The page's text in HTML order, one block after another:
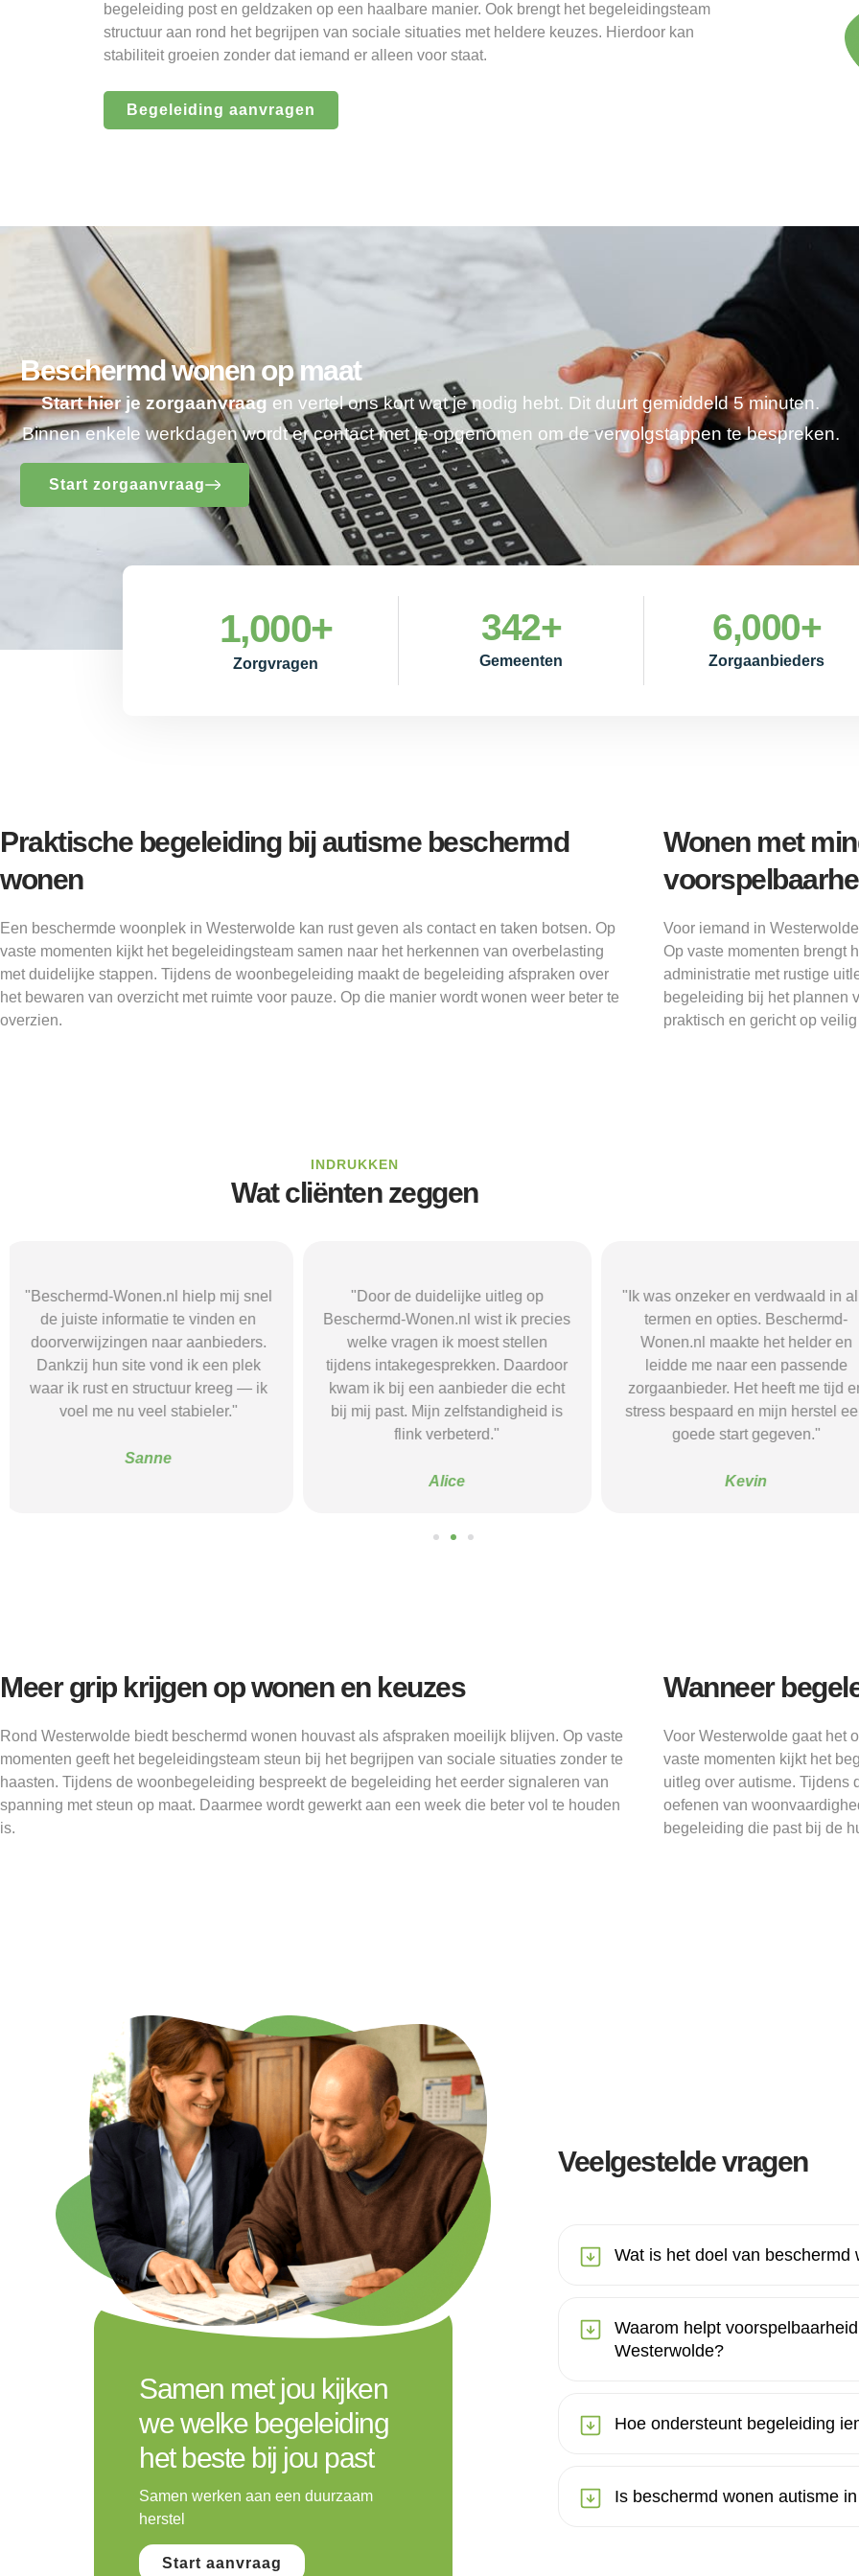
begeleiding post en geldzaken op een haalbare manier. Ook brengt het begeleidingsteam
structuur aan rond het begrijpen van sociale situaties met heldere keuzes. Hierdoor kan
stabiliteit groeien zonder dat iemand er alleen voor staat.
Begeleiding aanvragen
Beschermd wonen op maat
Start hier je zorgaanvraagen vertel ons kort wat je nodig hebt. Dit duurt gemiddeld 5 minuten.
Binnen enkele werkdagen wordt er contact met je opgenomen om de vervolgstappen te bespreken.
Start zorgaanvraag
Zorgvragen
1,000+
Gemeenten
342+
Zorgaanbieders
6,000+
Praktische begeleiding bij autisme beschermd
wonen
Een beschermde woonplek in Westerwolde kan rust geven als contact en taken botsen. Op
vaste momenten kijkt het begeleidingsteam samen naar het herkennen van overbelasting
met duidelijke stappen. Tijdens de woonbegeleiding maakt de begeleiding afspraken over
het bewaren van overzicht met ruimte voor pauze. Op die manier wordt wonen weer beter te
overzien.
Wonen met
Voor iemand in
Op vaste momenten brengt
administratie met rustige
begeleiding bij het plannen
praktisch en gericht op
INDRUKKEN
Wat cliënten zeggen
"Door de duidelijke uitleg op
Beschermd-Wonen.nl wist ik precies
welke vragen ik moest stellen
tijdens intakegesprekken. Daardoor
kwam ik bij een aanbieder die echt
bij mij past. Mijn zelfstandigheid is
"Ik was onzeker en verdwaald in alle
termen en opties. Beschermd-
Wonen.nl maakte het helder en
leidde me naar een passende
zorgaanbieder. Het heeft me tijd en
stress bespaard en mijn herstel een
goede start gegeven."
Kevin
"Beschermd-Wonen.nl hielp mij
de juiste informatie te vinden en
doorverwijzingen naar
Dankzij hun site vond ik een plek
waar ik rust en structuur kreeg —
voel me nu veel stabieler."
Meer grip krijgen op wonen en keuzes
Rond Westerwolde biedt beschermd wonen houvast als afspraken moeilijk blijven. Op vaste
momenten geeft het begeleidingsteam steun bij het begrijpen van sociale situaties zonder te
haasten. Tijdens de woonbegeleiding bespreekt de begeleiding het eerder signaleren van
spanning met steun op maat. Daarmee wordt gewerkt aan een week die beter vol te houden
is.
Wanneer
Voor Westerwolde gaat het
vaste momenten kijkt het
uitleg over autisme. Tijdens
oefenen van
begeleiding die past bij de
Samen met jou kijken
we welke begeleiding
het beste bij jou past
Samen werken aan een duurzaam
herstel
Start aanvraag
Veelgestelde vragen
Wat is het doel van
Waarom helpt
Westerwolde?
Hoe ondersteunt begeleiding
Is beschermd wonen autisme